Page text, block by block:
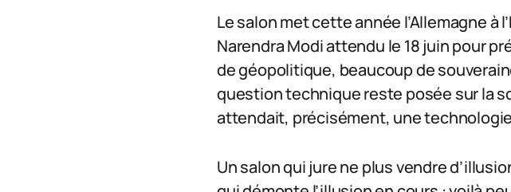
Le salon met cette année l’Allemagne à
Narendra Modi attendu le 18 juin pour
de géopolitique, beaucoup de
question technique reste posée sur la
attendait, précisément, une
Un salon qui jure ne plus vendre